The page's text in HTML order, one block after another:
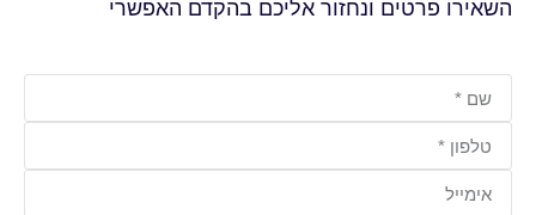
השאירו פרטים ונחזור אליכם בהקדם האפשרי